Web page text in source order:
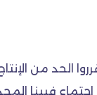
الحد من